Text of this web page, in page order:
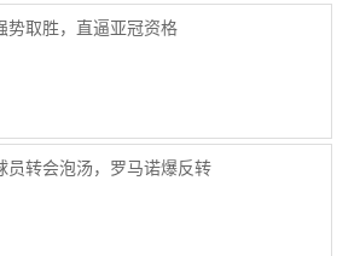
势取胜，直逼亚冠资格
员转会泡汤，罗马诺爆反转